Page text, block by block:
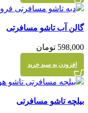
نمایش سریع
گالن آب تاشو مسافرتی
598,000 تومان
افزودن به سبد خرید
نمایش سریع
بیلچه تاشو مسافرتی